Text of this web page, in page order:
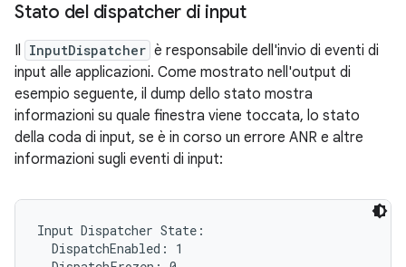
Stato del dispatcher di input
Il InputDispatcher è responsabile dell'invio di eventi di
input alle applicazioni. Come mostrato nell'output di
esempio seguente, il dump dello stato mostra
informazioni su quale finestra viene toccata, lo stato
della coda di input, se è in corso un errore ANR e altre
informazioni sugli eventi di input:
Input Dispatcher State:
  DispatchEnabled: 1